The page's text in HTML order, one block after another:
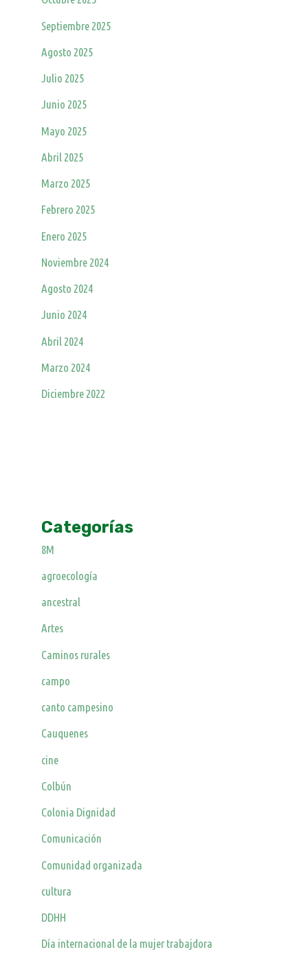
Septiembre 2025
Agosto 2025
Julio 2025
Junio 2025
Mayo 2025
Abril 2025
Marzo 2025
Febrero 2025
Enero 2025
Noviembre 2024
Agosto 2024
Junio 2024
Abril 2024
Marzo 2024
Diciembre 2022
Categorías
8M
agroecología
ancestral
Artes
Caminos rurales
campo
canto campesino
Cauquenes
cine
Colbún
Colonia Dignidad
Comunicación
Comunidad organizada
cultura
DDHH
Día internacional de la mujer trabajdora